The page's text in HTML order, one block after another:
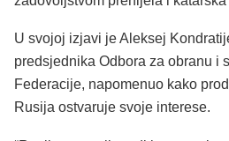
U svojoj izjavi je Aleksej
predsjednika Odbora za obranu i
Federacije, napomenuo kako
Rusija ostvaruje svoje interese.